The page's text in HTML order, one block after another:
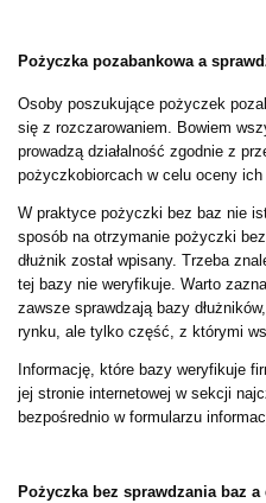
Pożyczka pozabankowa a
Osoby poszukujące pożyczek
się z rozczarowaniem. Bowiem
prowadzą działalność zgodnie z
pożyczkobiorcach w celu oceny ich
W praktyce pożyczki bez baz nie
sposób na otrzymanie pożyczki
dłużnik został wpisany. Trzeba
tej bazy nie weryfikuje. Warto
zawsze sprawdzają bazy
rynku, ale tylko część, z którymi
Informację, które bazy weryfikuje
jej stronie internetowej w sekcji
bezpośrednio w formularzu
Pożyczka bez sprawdzania baz a